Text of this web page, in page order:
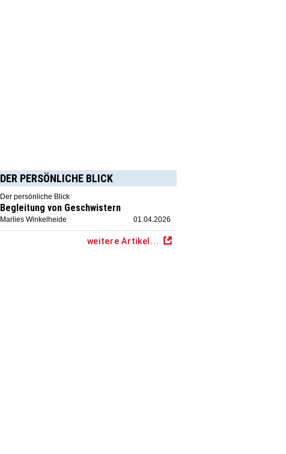
DER PERSÖNLICHE BLICK
Der persönliche Blick
Begleitung von Geschwistern
Marlies Winkelheide 01.04.2026
weitere Artikel...